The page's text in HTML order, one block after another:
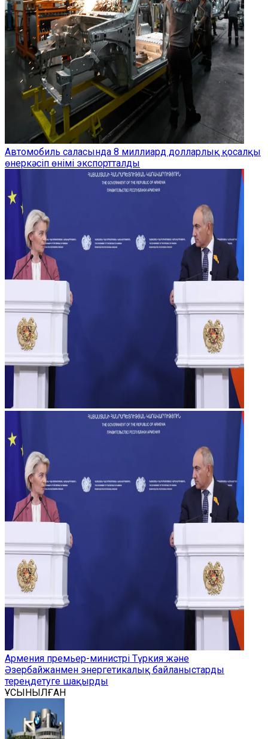
Автомобиль саласында 8 миллиард долларлық қосалқы
өнеркәсіп өнімі экспортталды
Армения премьер-министрі Түркия және
Әзербайжанмен энергетикалық байланыстарды
тереңдетуге шақырды
ҰСЫНЫЛҒАН